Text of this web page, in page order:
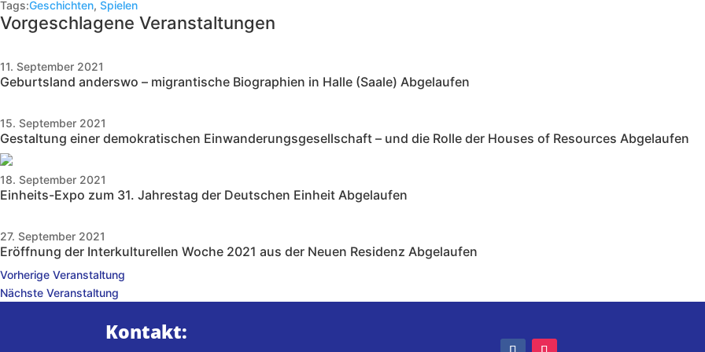
Tags:Geschichten, Spielen
Vorgeschlagene Veranstaltungen
11. September 2021
Geburtsland anderswo – migrantische Biographien in Halle (Saale) Abgelaufen
15. September 2021
Gestaltung einer demokratischen Einwanderungsgesellschaft – und die Rolle der Houses of Resources Abgelaufen
18. September 2021
Einheits-Expo zum 31. Jahrestag der Deutschen Einheit Abgelaufen
27. September 2021
Eröffnung der Interkulturellen Woche 2021 aus der Neuen Residenz Abgelaufen
Vorherige Veranstaltung
Nächste Veranstaltung
Kontakt: